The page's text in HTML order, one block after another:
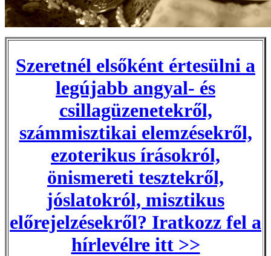
Szeretnél elsőként értesülni a
legújabb angyal- és
csillagüzenetekről,
számmisztikai elemzésekről,
ezoterikus írásokról,
önismereti tesztekről,
jóslatokról, misztikus
előrejelzésekről? Iratkozz fel a
hírlevélre itt >>